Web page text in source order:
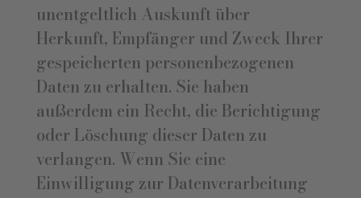
unentgeltlich Auskunft über
Herkunft, Empfänger und Zweck Ihrer
gespeicherten personenbezogenen
Daten zu erhalten. Sie haben
außerdem ein Recht, die Berichtigung
oder Löschung dieser Daten zu
verlangen. Wenn Sie eine
Einwilligung zur Datenverarbeitung